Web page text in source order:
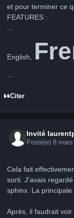
et pour terminer ce
FEATURES :
English,
Citer
Invité
Posté(e)8
Cela fait
sorti. J'avais
sphinx. La
Après, il faudrait